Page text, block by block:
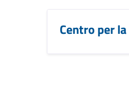
Centro per